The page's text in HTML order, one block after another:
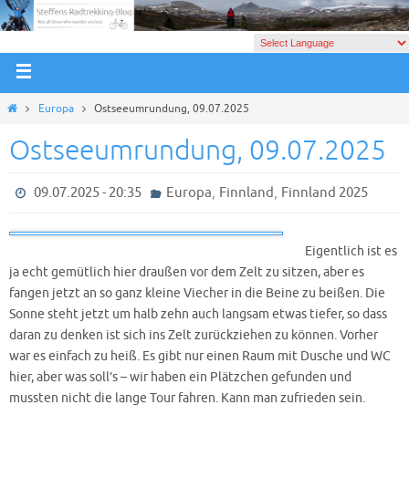
Europa Ostseeumrundung, 09.07.2025
Ostseeumrundung, 09.07.2025
09.07.2025 - 20:35 Europa, Finnland, Finnland 2025
Eigentlich ist es
ja echt gemütlich hier draußen vor dem Zelt zu sitzen, aber es
fangen jetzt an so ganz kleine Viecher in die Beine zu beißen. Die
Sonne steht jetzt um halb zehn auch langsam etwas tiefer, so dass
daran zu denken ist sich ins Zelt zurückziehen zu können. Vorher
war es einfach zu heiß. Es gibt nur einen Raum mit Dusche und WC
hier, aber was soll’s – wir haben ein Plätzchen gefunden und
mussten nicht die lange Tour fahren. Kann man zufrieden sein.